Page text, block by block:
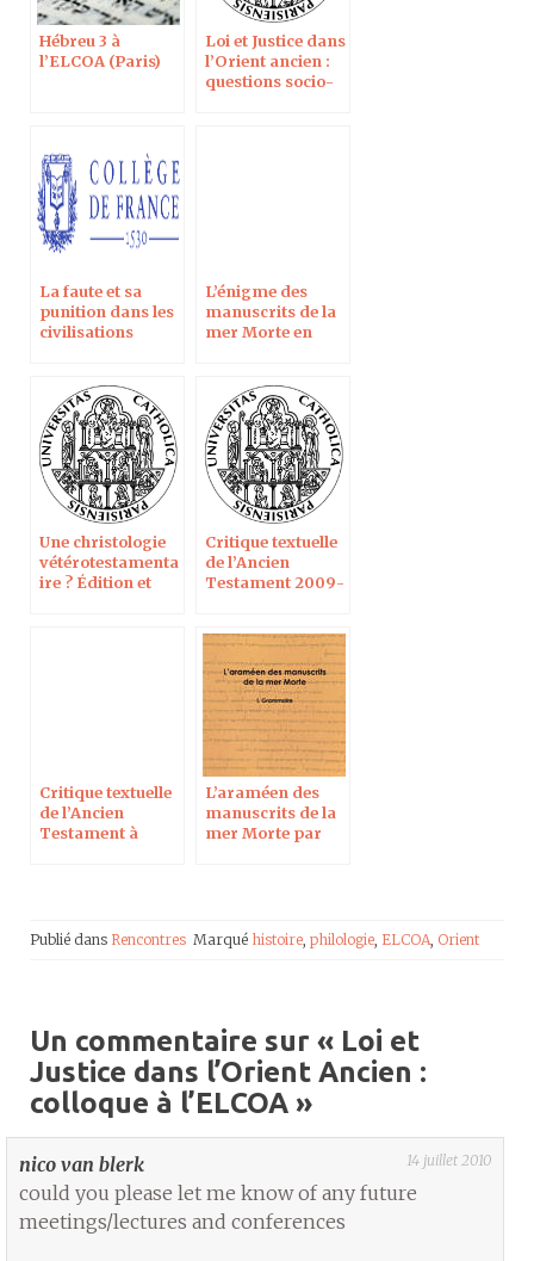
Hébreu 3 à
l’ELCOA (Paris)
Loi et Justice dans
l’Orient ancien :
questions socio-
La faute et sa
punition dans les
civilisations
L’énigme des
manuscrits de la
mer Morte en
“C dans l’air”
Une christologie
vétérotestamenta
ire ? Édition et
Critique textuelle
de l’Ancien
Testament 2009-
Paris
Critique textuelle
de l’Ancien
Testament à
L’araméen des
manuscrits de la
mer Morte par
Publié dans Rencontres Marqué histoire, philologie, ELCOA, Orient
Un commentaire sur « Loi et
Justice dans l’Orient Ancien :
colloque à l’ELCOA »
nico van blerk 14 juillet 2010
could you please let me know of any future
meetings/lectures and conferences